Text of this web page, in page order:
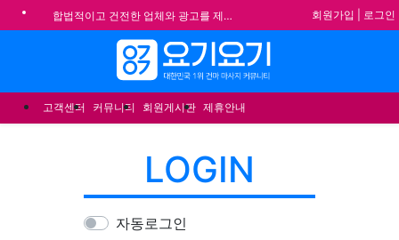
합법적이고 건전한 업체와 광고를 제휴합니다.
★요기요기 설 연휴 휴무 안내★
★ 요기요기 업체회원 안내사항 ★
불건전한 게시글은 삭제 및 회원탈퇴 됩니다.
회원가입 로그인
고객센터 커뮤니티 회원게시판 제휴안내
LOGIN
자동로그인